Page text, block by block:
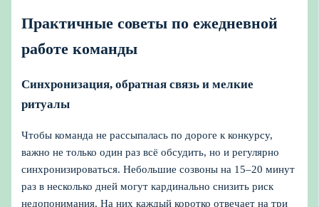
Практичные советы по ежедневной
работе команды
Синхронизация, обратная связь и мелкие
ритуалы
Чтобы команда не рассыпалась по дороге к конкурсу,
важно не только один раз всё обсудить, но и регулярно
синхронизироваться. Небольшие созвоны на 15–20 минут
раз в несколько дней могут кардинально снизить риск
недопонимания. На них каждый коротко отвечает на три